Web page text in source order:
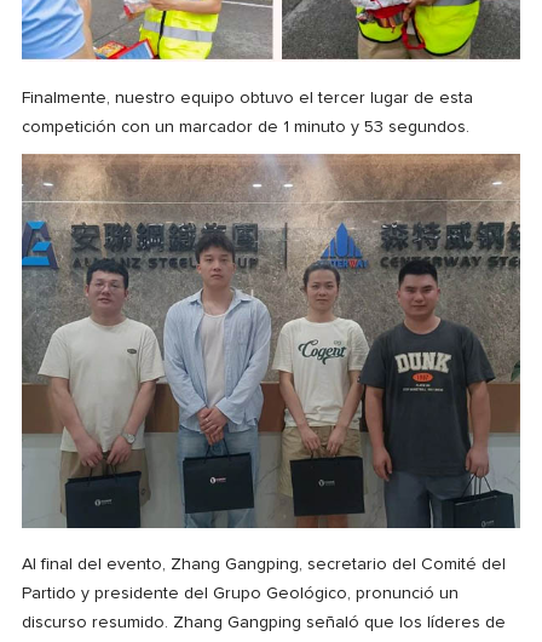
Finalmente, nuestro equipo obtuvo el tercer lugar de esta
competición con un marcador de 1 minuto y 53 segundos.
Al final del evento, Zhang Gangping, secretario del Comité del
Partido y presidente del Grupo Geológico, pronunció un
discurso resumido. Zhang Gangping señaló que los líderes de